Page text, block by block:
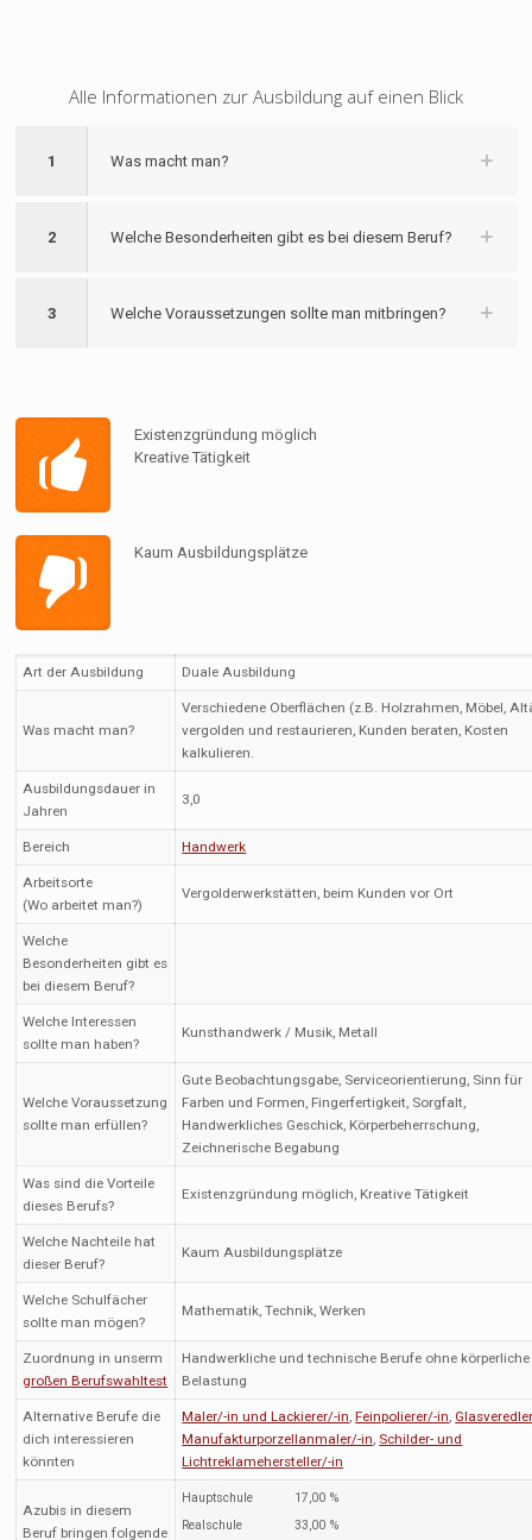
Alle Informationen zur Ausbildung auf einen Blick
1 Was macht man?
2 Welche Besonderheiten gibt es bei diesem Beruf?
3 Welche Voraussetzungen sollte man mitbringen?
Existenzgründung möglich
Kreative Tätigkeit
Kaum Ausbildungsplätze
Art der Ausbildung Duale Ausbildung
Was macht man?
Verschiedene Oberflächen (z.B. Holzrahmen, Möbel,
vergolden und restaurieren, Kunden beraten, Kosten
kalkulieren.
Ausbildungsdauer in
Jahren
3,0
Bereich Handwerk
Arbeitsorte
(Wo arbeitet man?)
Vergolderwerkstätten, beim Kunden vor Ort
Welche
Besonderheiten gibt es
bei diesem Beruf?
Welche Interessen
sollte man haben?
Kunsthandwerk / Musik, Metall
Welche Voraussetzung
sollte man erfüllen?
Gute Beobachtungsgabe, Serviceorientierung, Sinn für
Farben und Formen, Fingerfertigkeit, Sorgfalt,
Handwerkliches Geschick, Körperbeherrschung,
Zeichnerische Begabung
Was sind die Vorteile
dieses Berufs?
Existenzgründung möglich, Kreative Tätigkeit
Welche Nachteile hat
dieser Beruf?
Kaum Ausbildungsplätze
Welche Schulfächer
sollte man mögen?
Mathematik, Technik, Werken
Zuordnung in unserm
großen Berufswahltest
Handwerkliche und technische Berufe ohne körperliche
Belastung
Alternative Berufe die
dich interessieren
könnten
Maler/-in und Lackierer/-in,Feinpolierer/-in,
Manufakturporzellanmaler/-in, Schilder- und
Lichtreklamehersteller/-in
Azubis in diesem
Beruf bringen folgende
Hauptschule
17,00 %
Realschule
33,00 %